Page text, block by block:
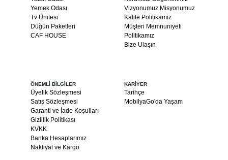
Yemek Odası
Tv Ünitesi
Düğün Paketleri
CAF HOUSE
Vizyonumuz Misyonumuz
Kalite Politikamız
Müşteri Memnuniyeti
Politikamız
Bize Ulaşın
ÖNEMLİ BİLGİLER
Üyelik Sözleşmesi
Satış Sözleşmesi
Garanti ve İade Koşulları
Gizlilik Politikası
KVKK
Banka Hesaplarımız
Nakliyat ve Kargo
KARİYER
Tarihçe
MobilyaGo'da Yaşam